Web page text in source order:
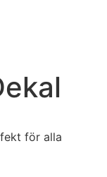
för alla